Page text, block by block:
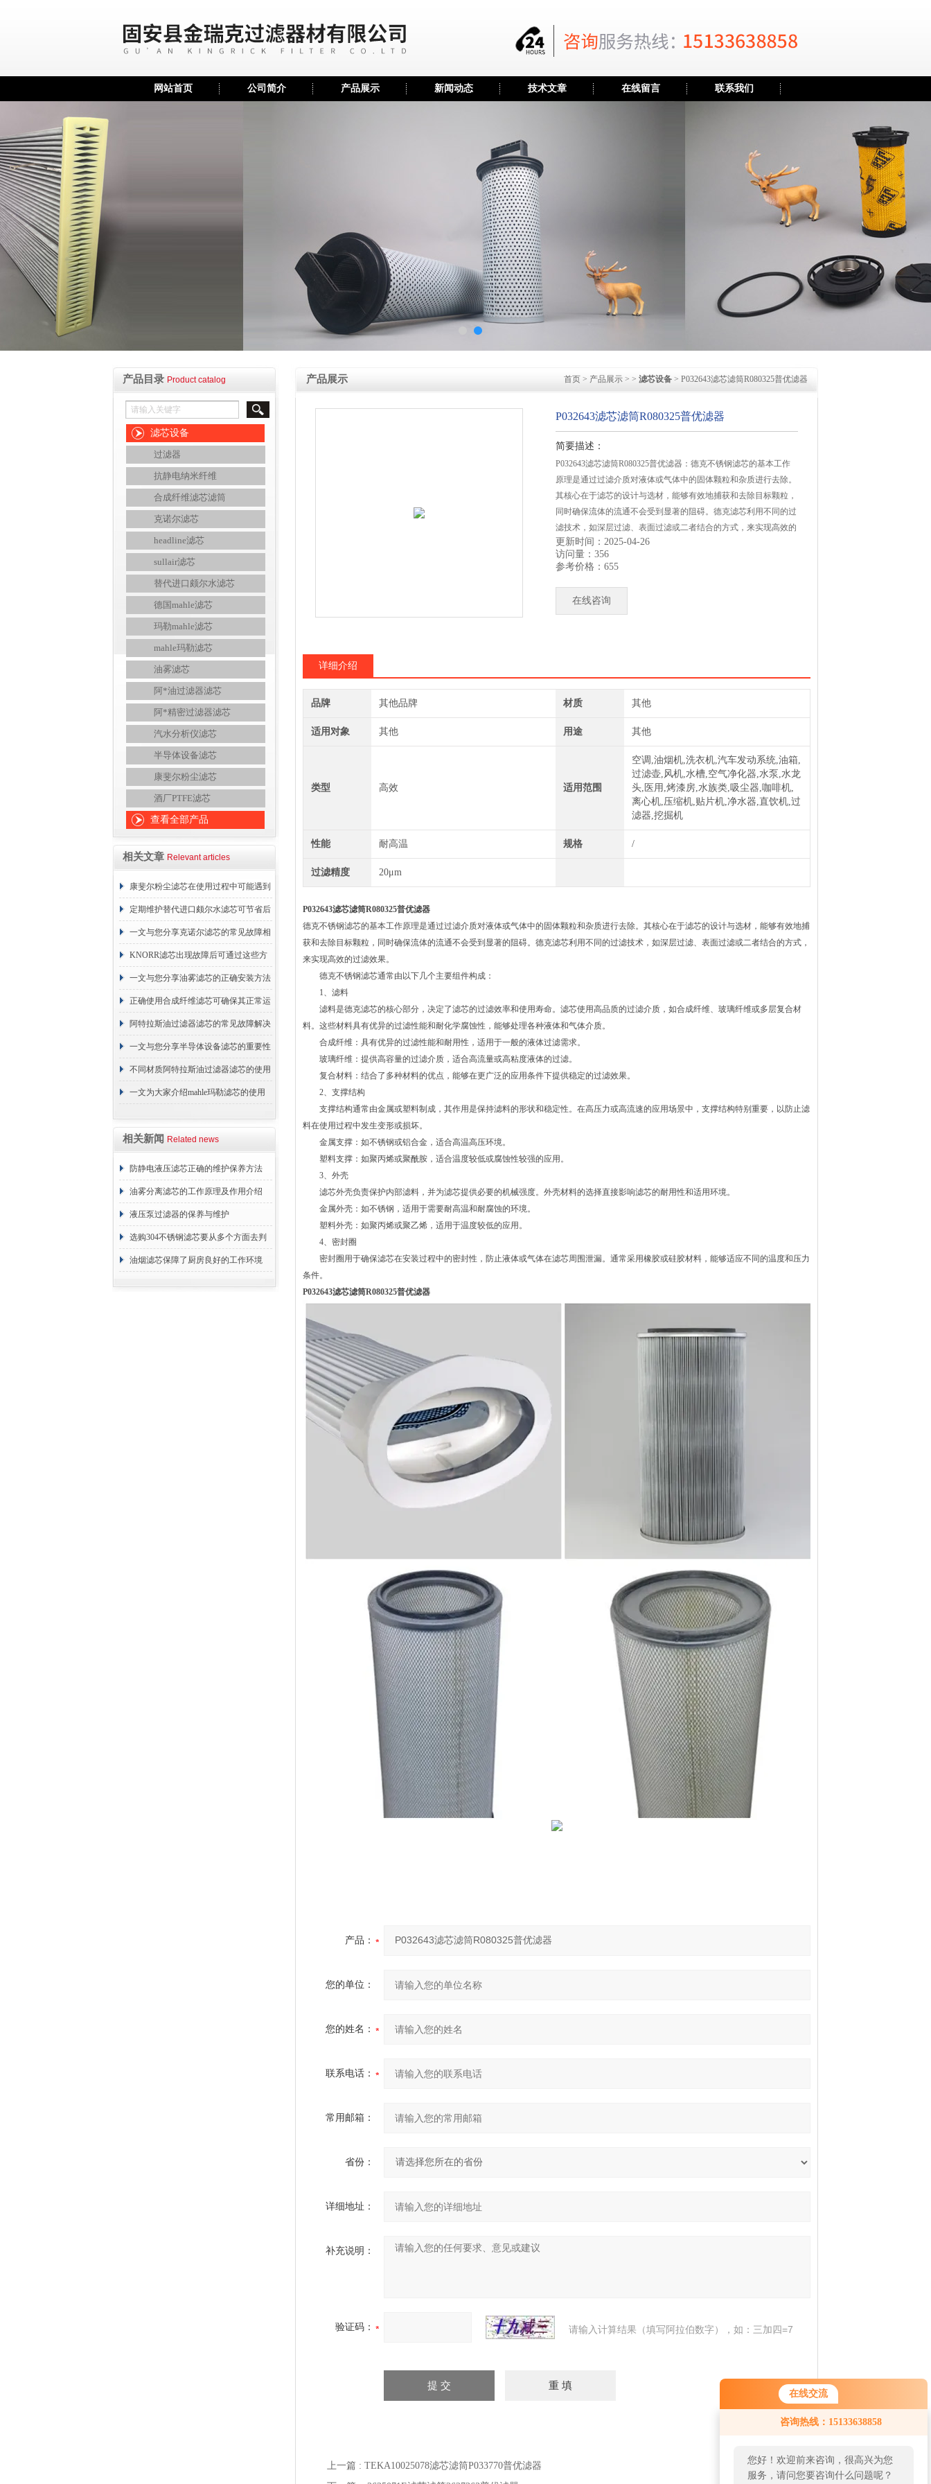
在线交流
咨询热线：15133638858
您好！欢迎前来咨询，很高兴为您
服务，请问您要咨询什么问题呢？
网站首页 公司简介 产品展示 新闻动态 技术文章 在线留言 联系我们
产品目录 Product catalog
滤芯设备
过滤器
抗静电纳米纤维
合成纤维滤芯滤筒
克诺尔滤芯
headline滤芯
sullair滤芯
替代进口颇尔水滤芯
德国mahle滤芯
玛勒mahle滤芯
mahle玛勒滤芯
油雾滤芯
阿*油过滤器滤芯
阿*精密过滤器滤芯
汽水分析仪滤芯
半导体设备滤芯
康斐尔粉尘滤芯
酒厂PTFE滤芯
查看全部产品
相关文章 Relevant articles
康斐尔粉尘滤芯在使用过程中可能遇到
的故障相应解决方法分享
定期维护替代进口颇尔水滤芯可节省后
续更换成本
一文与您分享克诺尔滤芯的常见故障相
应解决方法
KNORR滤芯出现故障后可通过这些方
法解决
一文与您分享油雾滤芯的正确安装方法
正确使用合成纤维滤芯可确保其正常运
行
阿特拉斯油过滤器滤芯的常见故障解决
方法介绍
一文与您分享半导体设备滤芯的重要性
不同材质阿特拉斯油过滤器滤芯的使用
周期区别介绍
一文为大家介绍mahle玛勒滤芯的使用
相关新闻 Related news
防静电液压滤芯正确的维护保养方法
油雾分离滤芯的工作原理及作用介绍
液压泵过滤器的保养与维护
选购304不锈钢滤芯要从多个方面去判
断
油烟滤芯保障了厨房良好的工作环境
产品展示 首页 > 产品展示 > > 滤芯设备 > P032643滤芯滤筒R080325普优滤器
P032643滤芯滤筒R080325普优滤器
简要描述：
P032643滤芯滤筒R080325普优滤器：德克不锈钢滤芯的基本工作
原理是通过过滤介质对液体或气体中的固体颗粒和杂质进行去除。
其核心在于滤芯的设计与选材，能够有效地捕获和去除目标颗粒，
同时确保流体的流通不会受到显著的阻碍。德克滤芯利用不同的过
滤技术，如深层过滤、表面过滤或二者结合的方式，来实现高效的
过滤效果。
更新时间：2025-04-26
访问量：356
参考价格：655
在线咨询
详细介绍
品牌 其他品牌 材质 其他
适用对象 其他 用途 其他
类型 高效 适用范围
空调,油烟机,洗衣机,汽车发动系统,油箱,
过滤壶,风机,水槽,空气净化器,水泵,水龙
头,医用,烤漆房,水族类,吸尘器,咖啡机,
离心机,压缩机,贴片机,净水器,直饮机,过
滤器,挖掘机
性能 耐高温 规格 /
过滤精度 20μm
P032643滤芯滤筒R080325普优滤器
德克不锈钢滤芯的基本工作原理是通过过滤介质对液体或气体中的固体颗粒和杂质进行去除。其核心在于滤芯的设计与选材，能够有效地捕
获和去除目标颗粒，同时确保流体的流通不会受到显著的阻碍。德克滤芯利用不同的过滤技术，如深层过滤、表面过滤或二者结合的方式，
来实现高效的过滤效果。
德克不锈钢滤芯通常由以下几个主要组件构成：
1、滤料
滤料是德克滤芯的核心部分，决定了滤芯的过滤效率和使用寿命。滤芯使用高品质的过滤介质，如合成纤维、玻璃纤维或多层复合材
料。这些材料具有优异的过滤性能和耐化学腐蚀性，能够处理各种液体和气体介质。
合成纤维：具有优异的过滤性能和耐用性，适用于一般的液体过滤需求。
玻璃纤维：提供高容量的过滤介质，适合高流量或高粘度液体的过滤。
复合材料：结合了多种材料的优点，能够在更广泛的应用条件下提供稳定的过滤效果。
2、支撑结构
支撑结构通常由金属或塑料制成，其作用是保持滤料的形状和稳定性。在高压力或高流速的应用场景中，支撑结构特别重要，以防止滤
料在使用过程中发生变形或损坏。
金属支撑：如不锈钢或铝合金，适合高温高压环境。
塑料支撑：如聚丙烯或聚酰胺，适合温度较低或腐蚀性较强的应用。
3、外壳
滤芯外壳负责保护内部滤料，并为滤芯提供必要的机械强度。外壳材料的选择直接影响滤芯的耐用性和适用环境。
金属外壳：如不锈钢，适用于需要耐高温和耐腐蚀的环境。
塑料外壳：如聚丙烯或聚乙烯，适用于温度较低的应用。
4、密封圈
密封圈用于确保滤芯在安装过程中的密封性，防止液体或气体在滤芯周围泄漏。通常采用橡胶或硅胶材料，能够适应不同的温度和压力
条件。
P032643滤芯滤筒R080325普优滤器
产品：
您的单位：
您的姓名：
联系电话：
常用邮箱：
省份：
详细地址：
补充说明：
验证码： 请输入计算结果（填写阿拉伯数字），如：三加四=7
上一篇 : TEKA10025078滤芯滤筒P033770普优滤器